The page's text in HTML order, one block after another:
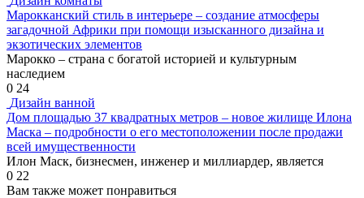
Марокканский стиль в интерьере – создание атмосферы
загадочной Африки при помощи изысканного дизайна и
экзотических элементов
Марокко – страна с богатой историей и культурным
наследием
0 24
Дизайн ванной
Дом площадью 37 квадратных метров – новое жилище Илона
Маска – подробности о его местоположении после продажи
всей имущественности
Илон Маск, бизнесмен, инженер и миллиардер, является
0 22
Вам также может понравиться